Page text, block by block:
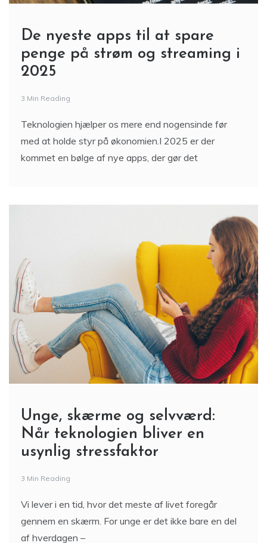
De nyeste apps til at spare
penge på strøm og streaming i
2025
3 Min Reading
Teknologien hjælper os mere end nogensinde før
med at holde styr på økonomien.I 2025 er der
kommet en bølge af nye apps, der gør det
Unge, skærme og selvværd:
Når teknologien bliver en
usynlig stressfaktor
3 Min Reading
Vi lever i en tid, hvor det meste af livet foregår
gennem en skærm. For unge er det ikke bare en del
af hverdagen –